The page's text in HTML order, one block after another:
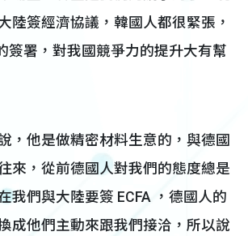
陸簽經濟協議，韓國人都很緊張，
簽署，對我國競爭力的提升大有幫
，他是做精密材料生意的，與德國
來，從前德國人對我們的態度總是
我們與大陸要簽 ECFA ，德國人的
成他們主動來跟我們接洽，所以說